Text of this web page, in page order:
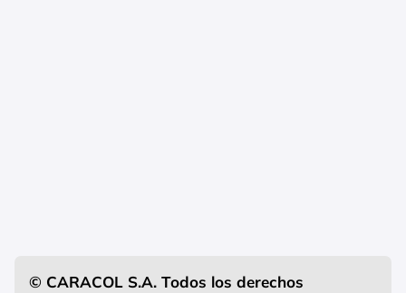
© CARACOL S.A. Todos los derechos